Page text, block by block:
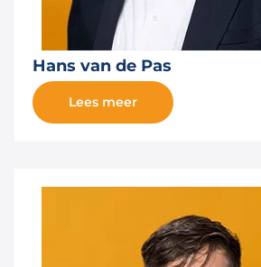
Hans van de Pas
Lees meer